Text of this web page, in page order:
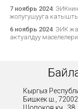
7 ноябрь 2024:
жолугушууга
6 ноябрь 2024: ЭИК
актуалдуу
Кыргыз
Бишкек ш.,